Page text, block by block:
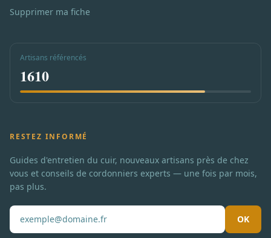
Supprimer ma fiche
Artisans référencés
1610
RESTEZ INFORMÉ
Guides d'entretien du cuir, nouveaux artisans près de chez
vous et conseils de cordonniers experts — une fois par mois,
pas plus.
OK